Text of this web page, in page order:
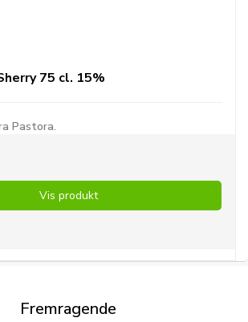
75 cl. 15%
Pastora.
Vis produkt
Fremragende